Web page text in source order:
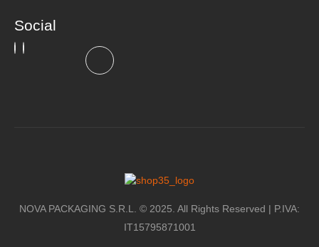
Social
NOVA PACKAGING S.R.L. © 2025. All Rights Reserved | P.IVA:
IT15795871001